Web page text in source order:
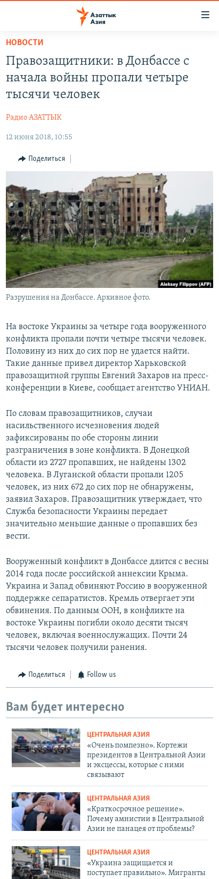
Вернуться
основному
содержанию
главной
Вернутся
поиску
КАЗАХСТАН
ТАДЖИКИСТАН
НОВОСТИ
ҚАЗАҚША
КЫРГЫЗЧА
ЎЗБЕКЧА
TÜRKMENÇE
НОВОСТИ
Правозащитники: в Донбассе с
начала войны пропали четыре
тысячи человек
Радио АЗАТТЫК
12 июня 2018, 10:55
Поделиться
Разрушения на Донбассе. Архивное фото.
На востоке Украины за четыре года вооруженного
конфликта пропали почти четыре тысячи человек.
Половину из них до сих пор не удается найти.
Такие данные привел директор Харьковской
правозащитной группы Евгений Захаров на пресс-
конференции в Киеве, сообщает агентство УНИАН.
По словам правозащитников, случаи
насильственного исчезновения людей
зафиксированы по обе стороны линии
разграничения в зоне конфликта. В Донецкой
области из 2727 пропавших, не найдены 1302
человека. В Луганской области пропали 1205
человек, из них 672 до сих пор не обнаружены,
заявил Захаров. Правозащитник утверждает, что
Служба безопасности Украины передает
значительно меньшие данные о пропавших без
вести.
Вооруженный конфликт в Донбассе длится с весны
2014 года после российской аннексии Крыма.
Украина и Запад обвиняют Россию в вооруженной
поддержке сепаратистов. Кремль отвергает эти
обвинения. По данным ООН, в конфликте на
востоке Украины погибли около десяти тысяч
человек, включая военнослужащих. Почти 24
тысячи человек получили ранения.
Поделиться Follow us
Вам будет интересно
ЦЕНТРАЛЬНАЯ АЗИЯ
«Очень помпезно». Кортежи
президентов в Центральной Азии
и эксцессы, которые с ними
связывают
ЦЕНТРАЛЬНАЯ АЗИЯ
«Краткосрочное решение».
Почему амнистии в Центральной
Азии не панацея от проблемы?
ЦЕНТРАЛЬНАЯ АЗИЯ
«Украина защищается и
поступает правильно». Мигранты